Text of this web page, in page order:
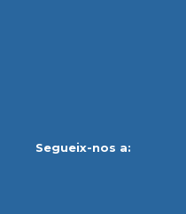
Segueix-nos a: